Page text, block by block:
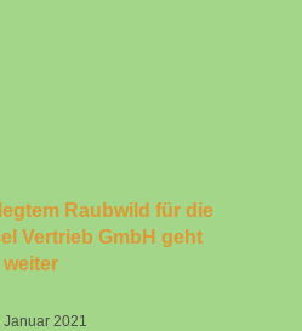
Raubwild für die
Vertrieb GmbH geht
weiter
Januar 2021